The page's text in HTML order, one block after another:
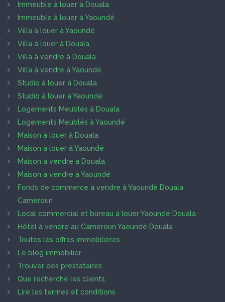
Immeuble à louer à Douala
Immeuble à louer à Yaoundé
Villa à louer à Yaoundé
Villa à louer à Douala
Villa à vendre à Douala
Villa à vendre à Yaoundé
Studio à louer à Douala
Studio à louer à Yaoundé
Logements Meublés à Douala
Logements Meublés à Yaoundé
Maison à louer à Douala
Maison à louer à Yaoundé
Maison à vendre à Douala
Maison à vendre à Yaoundé
Fonds de commerce à vendre à Yaoundé Douala
Cameroun
Local commercial et bureau à louer Yaoundé Douala
Hôtel à vendre au Cameroun Yaoundé Douala
Toutes les offres immobilières
Le blog immobilier
Trouver des prestataires
Que recherche les clients
Lire les termes et conditions